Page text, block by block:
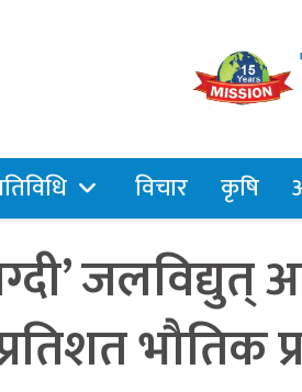
विचार कृषि
भौतिक